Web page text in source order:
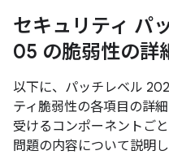
セキュリティ パ
05 の脆弱性の詳
以下に、パッチレベル
ティ脆弱性の各項目の詳
受けるコンポーネントご
問題の内容について説明